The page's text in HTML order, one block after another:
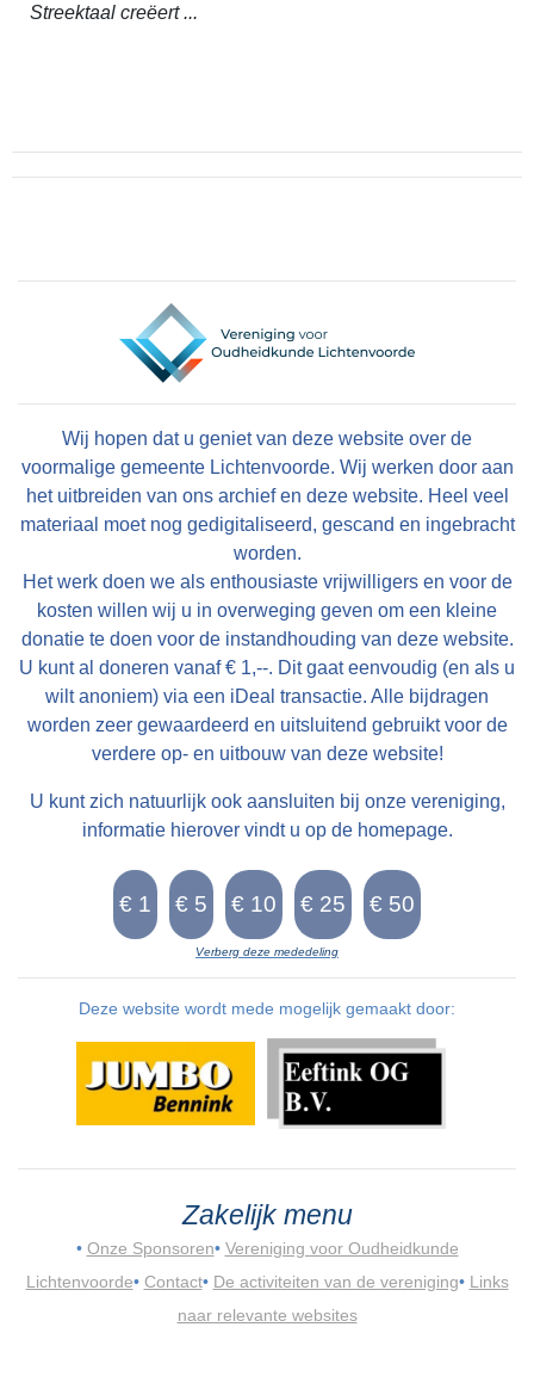
Streektaal creëert ...
Wij hopen dat u geniet van deze website over de
voormalige gemeente Lichtenvoorde. Wij werken door aan
het uitbreiden van ons archief en deze website. Heel veel
materiaal moet nog gedigitaliseerd, gescand en ingebracht
worden.
Het werk doen we als enthousiaste vrijwilligers en voor de
kosten willen wij u in overweging geven om een kleine
donatie te doen voor de instandhouding van deze website.
U kunt al doneren vanaf € 1,--. Dit gaat eenvoudig (en als u
wilt anoniem) via een iDeal transactie. Alle bijdragen
worden zeer gewaardeerd en uitsluitend gebruikt voor de
verdere op- en uitbouw van deze website!
U kunt zich natuurlijk ook aansluiten bij onze vereniging,
informatie hierover vindt u op de homepage.
Verberg deze mededeling
Deze website wordt mede mogelijk gemaakt door:
Zakelijk menu
• Onze Sponsoren• Vereniging voor Oudheidkunde
Lichtenvoorde• Contact• De activiteiten van de vereniging• Links
naar relevante websites